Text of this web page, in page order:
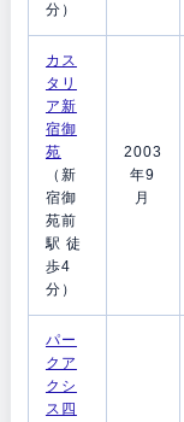
分）
カス
タリ
ア新
宿御
苑
（新
宿御
苑前
駅 徒
歩4
分）
2003
年9
月
パー
クア
クシ
ス四